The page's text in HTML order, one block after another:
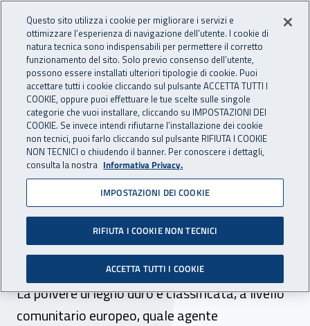
INAIL - Istituto Nazionale
Apri cerca
Navigazione principale
Navigazione - Ti trovi in:
Home Inail comunica Pubblicazioni Catalogo generale
Aggiornamento della stima
dei lavoratori
potenzialmente esposti alla
polvere di legno duro in
Italia
La polvere di legno duro è classificata, a livello
comunitario europeo, quale agente
Questo sito utilizza i cookie per migliorare i servizi e
ottimizzare l’esperienza di navigazione dell’utente. I cookie di
natura tecnica sono indispensabili per permettere il corretto
funzionamento del sito. Solo previo consenso dell’utente,
possono essere installati ulteriori tipologie di cookie. Puoi
accettare tutti i cookie cliccando sul pulsante ACCETTA TUTTI I
COOKIE, oppure puoi effettuare le tue scelte sulle singole
categorie che vuoi installare, cliccando su IMPOSTAZIONI DEI
COOKIE. Se invece intendi rifiutarne l’installazione dei cookie
non tecnici, puoi farlo cliccando sul pulsante RIFIUTA I COOKIE
NON TECNICI o chiudendo il banner. Per conoscere i dettagli,
consulta la nostra Informativa Privacy.
IMPOSTAZIONI DEI COOKIE
RIFIUTA I COOKIE NON TECNICI
ACCETTA TUTTI I COOKIE